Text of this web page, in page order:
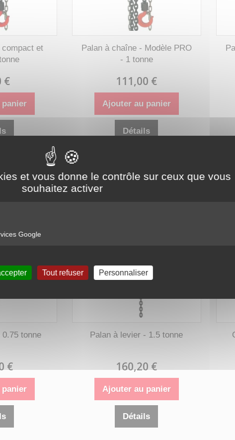
et vous donne le contrôle sur ceux que vous
souhaitez activer
Google
Tout refuser Personnaliser
compact et
€
Palan à chaîne - Modèle PRO
- 1 tonne
111,00 €
Ajouter au panier
Détails
0.75 tonne
€
Palan à levier - 1.5 tonne
160,20 €
Ajouter au panier
Détails